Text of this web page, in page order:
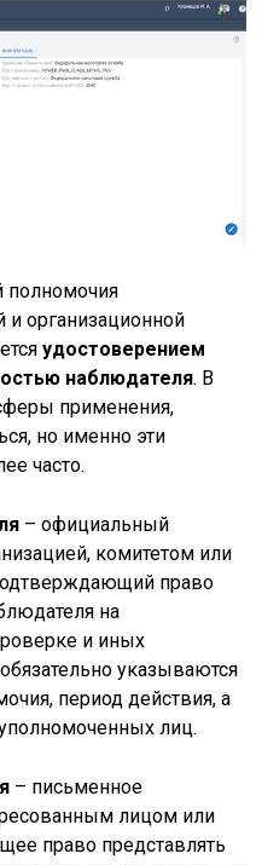
организационной
удостоверением
наблюдателя. В
применения,
но именно эти
часто.
– официальный
комитетом или
право
на
и иных
указываются
период действия, а
лиц.
– письменное
лицом или
право представлять